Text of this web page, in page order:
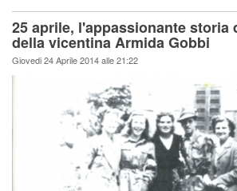
25 aprile, l'appassionante storia
della vicentina Armida Gobbi
Giovedi 24 Aprile 2014 alle 21:22